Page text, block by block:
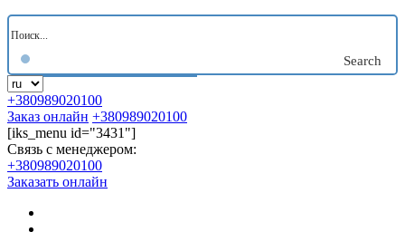
Search
+380989020100
Заказ онлайн +380989020100
[iks_menu id="3431"]
Связь с менеджером:
+380989020100
Заказать онлайн